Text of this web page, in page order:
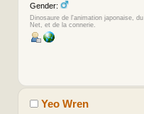
Gender:
Dinosaure de l'animation japonaise, du
Net, et de la connerie.
Yeo Wren